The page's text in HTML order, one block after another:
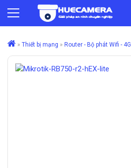
» Thiết bị mạng » Router - Bộ phát Wifi - 4G